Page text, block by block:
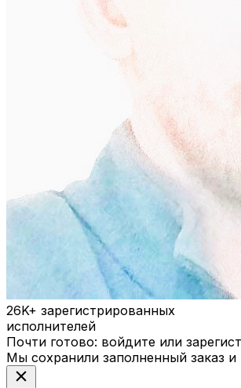
26K+ зарегистрированных
исполнителей
Почти готово: войдите или
Мы сохранили заполненный заказ
close